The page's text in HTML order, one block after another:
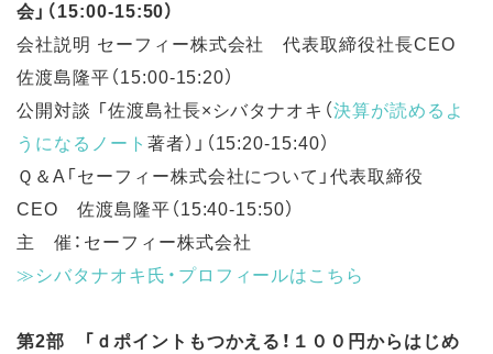
会」（15:00-15:50）
会社説明 セーフィー株式会社 代表取締役社長CEO
佐渡島隆平（15:00-15:20）
公開対談 「佐渡島社長×シバタナオキ（決算が読めるよ
うになるノート 著者）」（15:20-15:40）
Ｑ＆A「セーフィー株式会社について」代表取締役
CEO 佐渡島隆平（15:40-15:50）
主 催：セーフィー株式会社
≫シバタナオキ氏・プロフィールはこちら
第2部 「ｄポイントもつかえる！１００円からはじめ